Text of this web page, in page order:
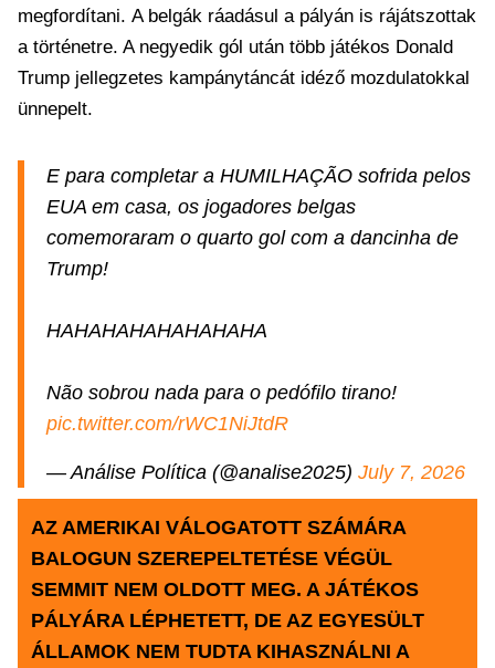
megfordítani. A belgák ráadásul a pályán is rájátszottak
a történetre. A negyedik gól után több játékos Donald
Trump jellegzetes kampánytáncát idéző mozdulatokkal
ünnepelt.
E para completar a HUMILHAÇÃO sofrida pelos
EUA em casa, os jogadores belgas
comemoraram o quarto gol com a dancinha de
Trump!
HAHAHAHAHAHAHAHA
Não sobrou nada para o pedófilo tirano!
pic.twitter.com/rWC1NiJtdR
— Análise Política (@analise2025) July 7, 2026
AZ AMERIKAI VÁLOGATOTT SZÁMÁRA
BALOGUN SZEREPELTETÉSE VÉGÜL
SEMMIT NEM OLDOTT MEG. A JÁTÉKOS
PÁLYÁRA LÉPHETETT, DE AZ EGYESÜLT
ÁLLAMOK NEM TUDTA KIHASZNÁLNI A